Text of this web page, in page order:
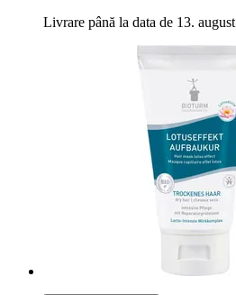
Livrare până la data de 13. august